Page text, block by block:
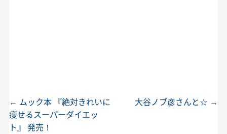
投稿ナビゲーション
← ムック本 『絶対きれいに
痩せるスーパーダイエッ
ト』 発売！
大谷ノブ彦さんと☆ →